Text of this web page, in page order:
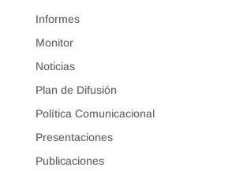
Informes
Monitor
Noticias
Plan de Difusión
Política Comunicacional
Presentaciones
Publicaciones